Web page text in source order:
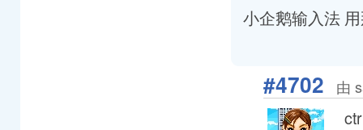
小企鹅输入法
#4702 由